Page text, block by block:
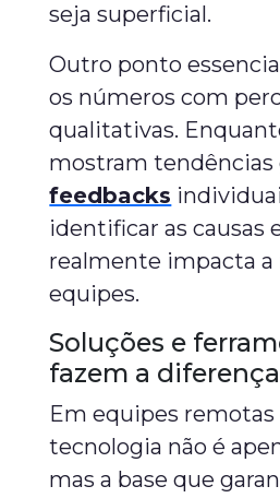
seja superficial.
Outro ponto
os números com
qualitativas.
mostram tendências
feedbacks
identificar as causas
realmente impacta a
equipes.
Soluções e
fazem a diferença
Em equipes remotas
tecnologia não é
mas a base que